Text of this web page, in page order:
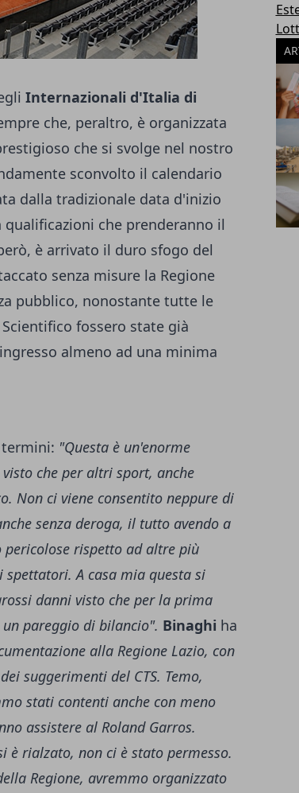
Internazionali d'Italia di
che, peraltro, è organizzata
che si svolge nel nostro
sconvolto il calendario
dalla tradizionale data d'inizio
che prenderanno il
è arrivato il duro sfogo del
senza misure la Regione
pubblico, nonostante tutte le
fossero state già
almeno ad una minima
"Questa è un'enorme
che per altri sport, anche
Non ci viene consentito neppure di
senza deroga, il tutto avendo a
rispetto ad altre più
A casa mia questa si
danni visto che per la prima
pareggio di bilancio". Binaghi ha
alla Regione Lazio, con
suggerimenti del CTS. Temo,
stati contenti anche con meno
assistere al Roland Garros.
è rialzato, non ci è stato permesso.
Regione, avremmo organizzato